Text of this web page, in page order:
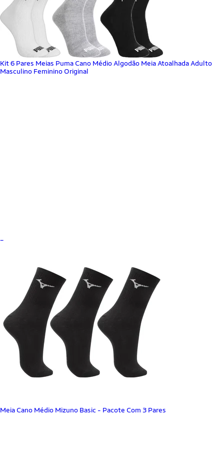
Kit 6 Pares Meias Puma Cano Médio Algodão Meia Atoalhada Adulto
Masculino Feminino Original
Meia Cano Médio Mizuno Basic - Pacote Com 3 Pares